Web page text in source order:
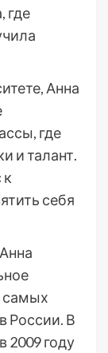
где
Анна
где
и талант.
к
себя
самых
России. В
2009 году